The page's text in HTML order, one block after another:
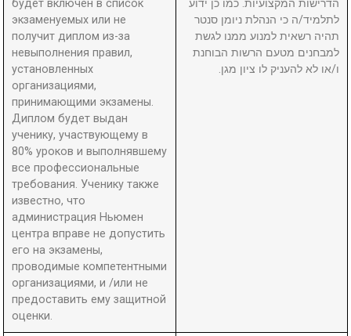
будет включен в список
экзаменуемых или не
получит диплом из-за
невыполнения правил,
установленных
организациями,
принимающими экзамены.
Диплом будет выдан
ученику, участвующему в
80% уроков и выполнявшему
все профессиональные
требования. Ученику также
известно, что
администрация Ньюмен
центра вправе не допустить
его на экзамены,
проводимые компетентными
организациями, и /или не
предоставить ему защитной
оценки.
הדרישות המקצועיות. כמו כן ידוע
לתלמיד/ה כי הנהלת ניומן סנטר
תהיה רשאית למנוע ממנו לגשת
למבחנים מטעם הרשות הבוחנת
ו/או לא להעניק לו ציון מגן.